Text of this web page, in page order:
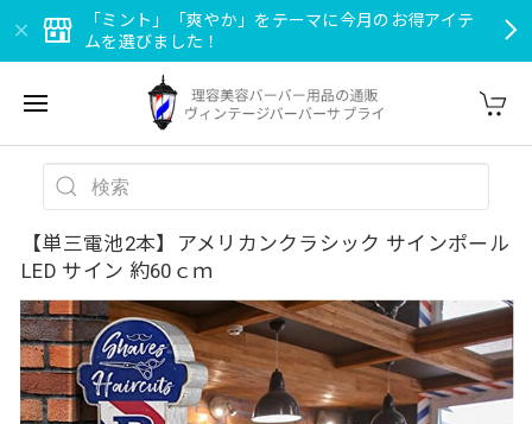
「ミント」「爽やか」をテーマに今月のお得アイテ
ムを選びました！
【単三電池2本】アメリカンクラシック サインポール
LED サイン 約60ｃｍ